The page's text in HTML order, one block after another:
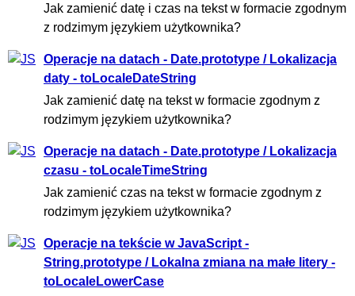
Jak zamienić datę i czas na tekst w formacie zgodnym
z rodzimym językiem użytkownika?
Operacje na datach - Date.prototype / Lokalizacja
daty - toLocaleDateString
Jak zamienić datę na tekst w formacie zgodnym z
rodzimym językiem użytkownika?
Operacje na datach - Date.prototype / Lokalizacja
czasu - toLocaleTimeString
Jak zamienić czas na tekst w formacie zgodnym z
rodzimym językiem użytkownika?
Operacje na tekście w JavaScript -
String.prototype / Lokalna zmiana na małe litery -
toLocaleLowerCase